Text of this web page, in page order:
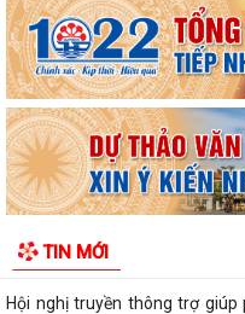
TIN MỚI
bảo vệ lúa mùa từ ngày 08
Phường Bắc An Phụ phấn
tham gia bảo hiểm xã hội, bảo
Đảng ủy phường Bắc An Phụ
dưới cờ tháng 8 năm 2026
vi sinh tại các khu vực chứa rác...
Hội nghị truyền thông trợ